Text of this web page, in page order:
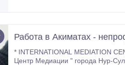
Работа в Акиматах -
* INTERNATIONAL MEDIATION CENTREРE * IMC KAZAKHSTAN* Республиканское Общественное
Центр Медиации " города Нур-Султан предлагает расширить свои возможности и приглашает Вас пройти Базовый курс